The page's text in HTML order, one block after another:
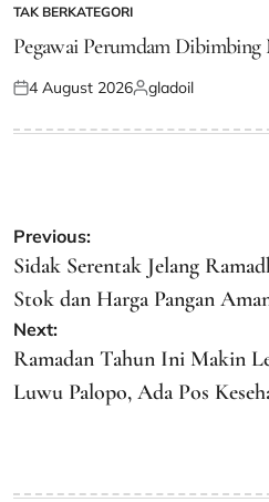
POSTED
IN
TAK BERKATEGORI
Pegawai Perumdam Dibimbing
Posted
4 August 2026Posted
gladoil
Post
navigation
Previous:
Sidak Serentak Jelang
Stok dan Harga Pangan
Next:
Ramadan Tahun Ini Makin
Luwu Palopo, Ada Pos